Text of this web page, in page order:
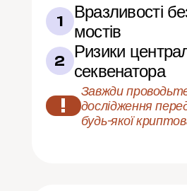
1
Вразливості
мостів
2
Ризики
секвенатора
!
Завжди
дослідження
будь-якої